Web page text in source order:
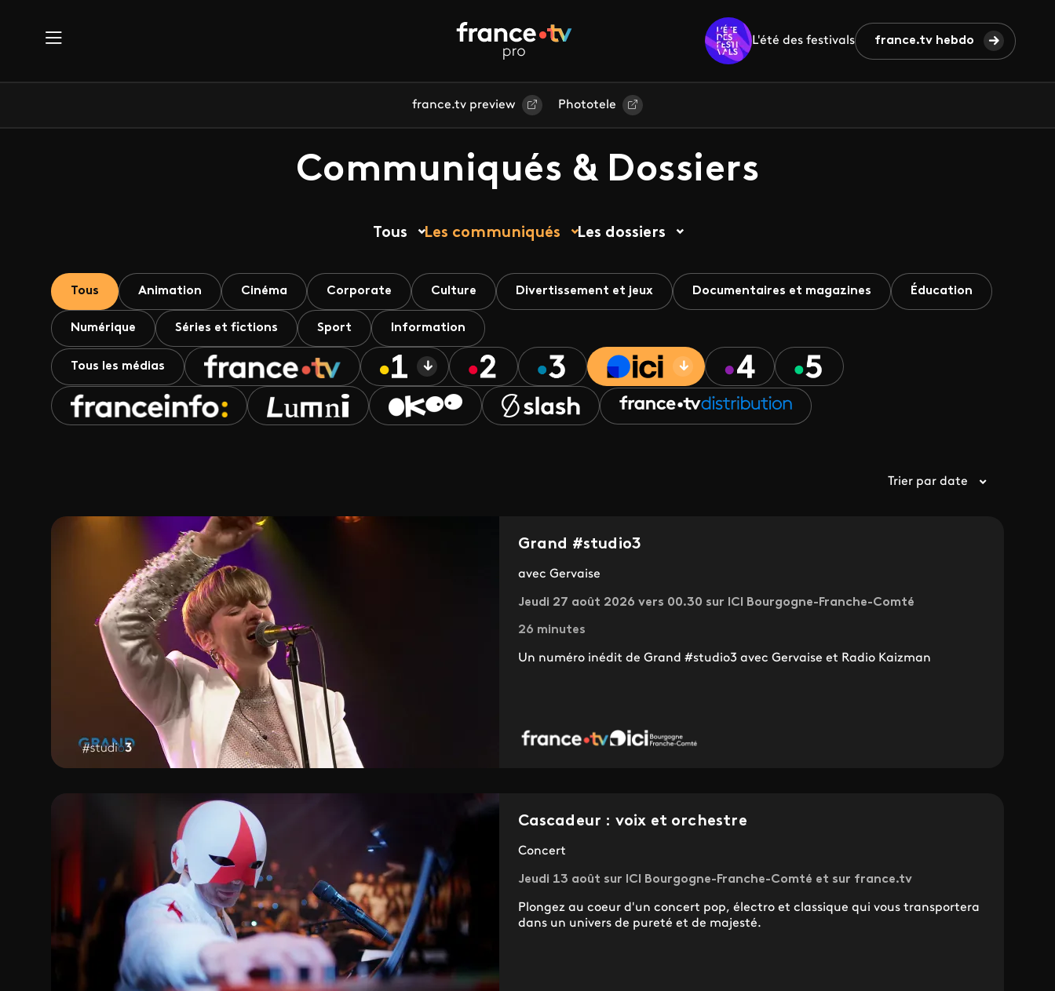
L'été des festivals france.tv hebdo
france.tv preview Phototele
Communiqués & Dossiers
Tous Les communiqués Les dossiers
Tous Animation Cinéma Corporate Culture Divertissement et jeux Documentaires et magazines Éducation
Numérique Séries et fictions Sport Information
Tous les médias
Trier par date
Grand #studio3
avec Gervaise
Jeudi 27 août 2026 vers 00.30 sur ICI Bourgogne-Franche-Comté
26 minutes
Un numéro inédit de Grand #studio3 avec Gervaise et Radio Kaizman
Cascadeur : voix et orchestre
Concert
Jeudi 13 août sur ICI Bourgogne-Franche-Comté et sur france.tv
Plongez au coeur d'un concert pop, électro et classique qui vous transportera
dans un univers de pureté et de majesté.